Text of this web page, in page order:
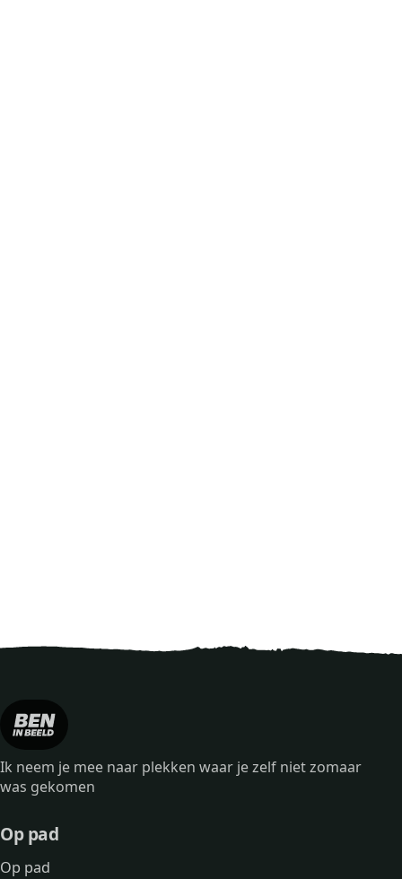
Ik neem je mee naar plekken waar je zelf niet zomaar
was gekomen
Op pad
Op pad